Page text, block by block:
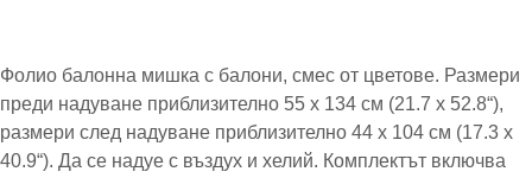
Фолио балонна мишка с балони, смес от цветове. Размери
преди надуване приблизително 55 x 134 см (21.7 x 52.8“),
размери след надуване приблизително 44 x 104 см (17.3 x
40.9“). Да се надуе с въздух и хелий. Комплектът включва